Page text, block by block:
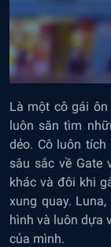
Là một cô gái
luôn săn tìm
dẻo. Cô luôn
sâu sắc về Gate
khác và đôi khi
xung quay.
hình và luôn dựa
của mình.